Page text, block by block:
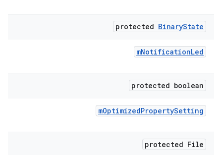
protected BinaryState
mNotificationLed
protected boolean
mOptimizedPropertySetting
protected File